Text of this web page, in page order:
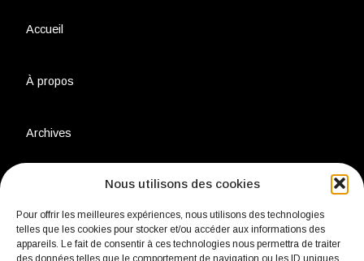
Nous utilisons des cookies
Pour offrir les meilleures expériences, nous utilisons des technologies
telles que les cookies pour stocker et/ou accéder aux informations des
appareils. Le fait de consentir à ces technologies nous permettra de traiter
des données telles que le comportement de navigation ou les ID uniques
Accueil
À propos
Archives
Charte environnementale
Politique de confidentialité